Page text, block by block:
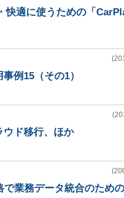
快適に使うための「
例15（その1）
ウド移行、ほか
業務データ統合のため